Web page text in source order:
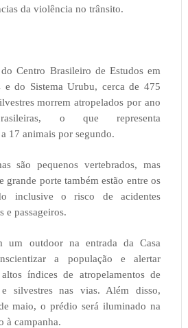
da violência no trânsito.
Centro Brasileiro de Estudos em
e do Sistema Urubu, cerca de 475
morrem atropelados por ano
o que representa
17 animais por segundo.
são pequenos vertebrados, mas
grande porte também estão entre os
inclusive o risco de acidentes
e passageiros.
um outdoor na entrada da Casa
a população e alertar
índices de atropelamentos de
e silvestres nas vias. Além disso,
maio, o prédio será iluminado na
à campanha.